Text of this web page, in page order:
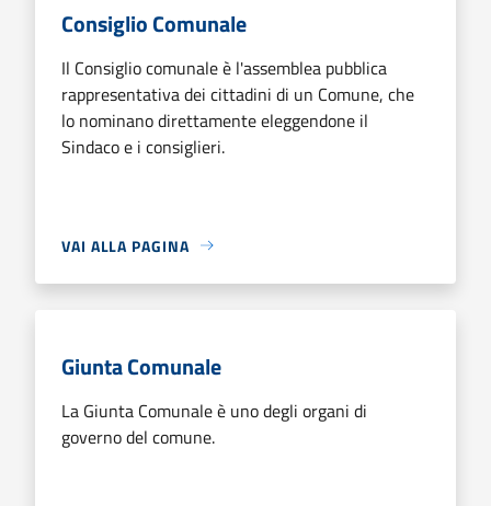
Consiglio Comunale
Il Consiglio comunale è l'assemblea pubblica
rappresentativa dei cittadini di un Comune, che
lo nominano direttamente eleggendone il
Sindaco e i consiglieri.
VAI ALLA PAGINA
Giunta Comunale
La Giunta Comunale è uno degli organi di
governo del comune.